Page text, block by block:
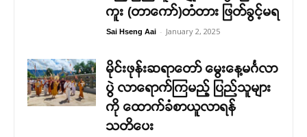
ကူး (တာကော်)တံတား ဖြတ်ခွင့်မရ
Sai Hseng Aai - January 2, 2025
မိုင်းဖုန်းဆရာတော် မွေးနေ့မင်္ဂလာ
ပွဲ လာရောက်ကြမည့် ပြည်သူများ
ကို ထောက်ခံစာယူလာရန်
သတိပေး